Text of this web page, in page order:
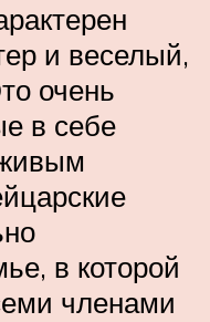
и веселый,
очень
в себе
в которой
членами